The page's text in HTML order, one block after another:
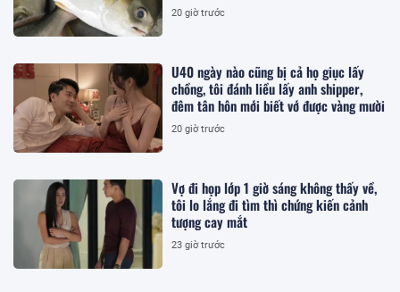
20 giờ trước
U40 ngày nào cũng bị cả họ giục lấy
chồng, tôi đánh liều lấy anh shipper,
đêm tân hôn mới biết vớ được vàng mười
20 giờ trước
Vợ đi họp lớp 1 giờ sáng không thấy về,
tôi lo lắng đi tìm thì chứng kiến cảnh
tượng cay mắt
23 giờ trước